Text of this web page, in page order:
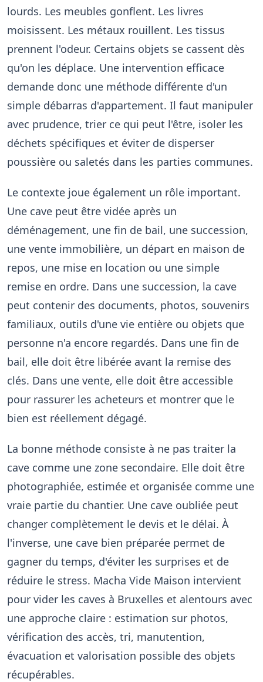
lourds. Les meubles gonflent. Les livres
moisissent. Les métaux rouillent. Les tissus
prennent l'odeur. Certains objets se cassent dès
qu'on les déplace. Une intervention efficace
demande donc une méthode différente d'un
simple débarras d'appartement. Il faut manipuler
avec prudence, trier ce qui peut l'être, isoler les
déchets spécifiques et éviter de disperser
poussière ou saletés dans les parties communes.
Le contexte joue également un rôle important.
Une cave peut être vidée après un
déménagement, une fin de bail, une succession,
une vente immobilière, un départ en maison de
repos, une mise en location ou une simple
remise en ordre. Dans une succession, la cave
peut contenir des documents, photos, souvenirs
familiaux, outils d'une vie entière ou objets que
personne n'a encore regardés. Dans une fin de
bail, elle doit être libérée avant la remise des
clés. Dans une vente, elle doit être accessible
pour rassurer les acheteurs et montrer que le
bien est réellement dégagé.
La bonne méthode consiste à ne pas traiter la
cave comme une zone secondaire. Elle doit être
photographiée, estimée et organisée comme une
vraie partie du chantier. Une cave oubliée peut
changer complètement le devis et le délai. À
l'inverse, une cave bien préparée permet de
gagner du temps, d'éviter les surprises et de
réduire le stress. Macha Vide Maison intervient
pour vider les caves à Bruxelles et alentours avec
une approche claire : estimation sur photos,
vérification des accès, tri, manutention,
évacuation et valorisation possible des objets
récupérables.